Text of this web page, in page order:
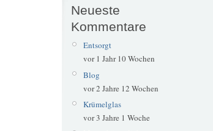
Neueste
Kommentare
Entsorgt
vor 1 Jahr 10 Wochen
Blog
vor 2 Jahre 12 Wochen
Krümelglas
vor 3 Jahre 1 Woche